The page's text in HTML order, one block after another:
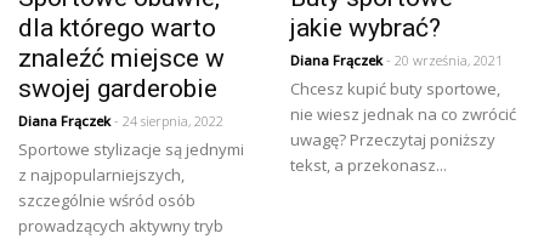
dla którego warto
znaleźć miejsce w
swojej garderobie
Diana Frączek- 24 sierpnia, 2022
Sportowe stylizacje są jednymi
z najpopularniejszych,
szczególnie wśród osób
prowadzących aktywny tryb
jakie wybrać?
Diana Frączek- 20 września, 2021
Chcesz kupić buty sportowe,
nie wiesz jednak na co zwrócić
uwagę? Przeczytaj poniższy
tekst, a przekonasz...